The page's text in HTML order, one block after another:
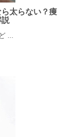
ら太らない？痩
説
...